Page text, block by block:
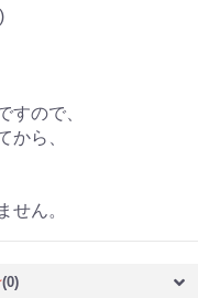
すので、
から、
せん。
(0)